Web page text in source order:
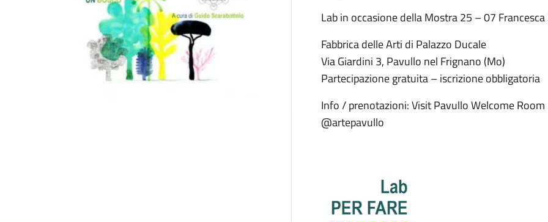
Lab in occasione della Mostra 25 – 07
Fabbrica delle Arti di Palazzo Ducale
Via Giardini 3, Pavullo nel Frignano (Mo)
Partecipazione gratuita – iscrizione obbligatoria
Info / prenotazioni: Visit Pavullo Welcome
@artepavullo